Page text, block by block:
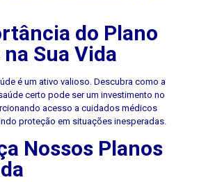
do Plano
Sua Vida
é um ativo valioso. Descubra como a
certo pode ser um investimento no
acesso a cuidados médicos
proteção em situações inesperadas.
Nossos Planos